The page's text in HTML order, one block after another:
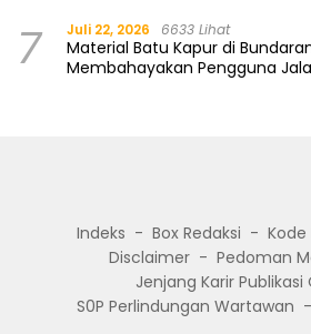
7 Juli 22, 2026 6633 Lihat
Material Batu Kapur di
Membahayakan Pengguna
Indeks Box Redaksi
Kode
Disclaimer
Pedoman
Jenjang Karir Publikasi
S0P Perlindungan Wartawan